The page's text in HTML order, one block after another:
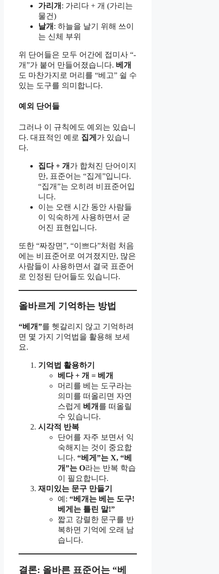
가리개 : 가리다 + 개 (가리는
물건)
날개 : 하늘을 날기 위해 쓰이
는 신체 부위
위 단어들은 모두 어간에 접미사 “-
개”가 붙어 만들어졌습니다. 베개
도 마찬가지로 머리를 “베고” 쉴 수
있는 도구를 의미합니다.
예외 단어들
그러나 이 규칙에도 예외는 있습니
다. 대표적인 예로 집게 가 있습니
다.
집다 + 개 가 합쳐진 단어이지
만, 표준어는 “집게”입니다.
“집개”는 오히려 비표준어입
니다.
이는 오랜 시간 동안 사람들
이 익숙하게 사용하면서 굳
어진 표현입니다.
또한 “짜장면”, “이쁘다”처럼 처음
에는 비표준어로 여겨졌지만, 많은
사람들이 사용하면서 결국 표준어
로 인정된 단어들도 있습니다.
올바르게 기억하는 방법
“베개”를 헷갈리지 않고 기억하려
면 몇 가지 기억법을 활용해 보세
요.
기억법 활용하기
베다 + 개 = 베개
머리를 베는 도구라는
의미를 떠올리면 자연
스럽게 베개 를 떠올릴
수 있습니다.
시각적 반복
단어를 자주 보면서 익
숙해지는 것이 중요합
니다. “베게”는 X, “베
개”는 O라는 반복 학습
이 필요합니다.
재미있는 문구 만들기
예: “베개는 베는 도구!
베게는 틀린 말!”
짧고 강렬한 문구를 반
복하면 기억에 오래 남
습니다.
결론: 올바른 표준어는 “베